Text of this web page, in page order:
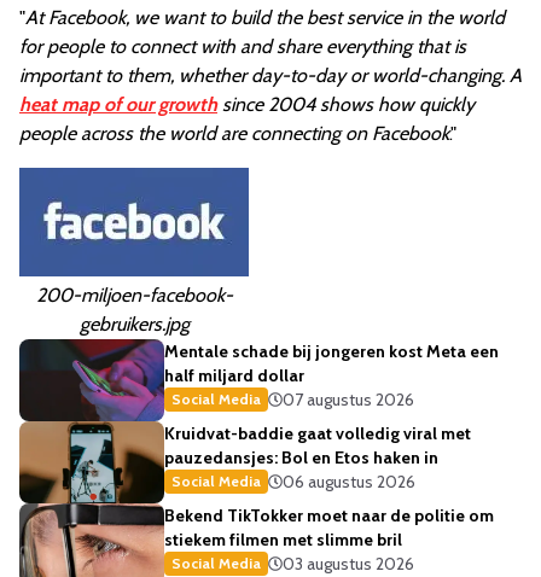
"At Facebook, we want to build the best service in the world
for people to connect with and share everything that is
important to them, whether day-to-day or world-changing. A
heat map of our growthsince 2004 shows how quickly
people across the world are connecting on Facebook."
200-miljoen-facebook-
gebruikers.jpg
Mentale schade bij jongeren kost Meta een
half miljard dollar
Social Media
07 augustus 2026
Kruidvat-baddie gaat volledig viral met
pauzedansjes: Bol en Etos haken in
Social Media
06 augustus 2026
Bekend TikTokker moet naar de politie om
stiekem filmen met slimme bril
Social Media
03 augustus 2026